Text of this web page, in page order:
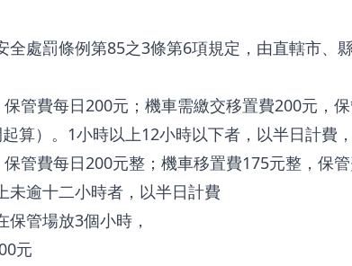
處罰條例第85之3條第6項規定，由直轄市、
管費每日200元；機車需繳交移置費200元，
算）。1小時以上12小時以下者，以半日計費
管費每日200元整；機車移置費175元整，保
未逾十二小時者，以半日計費
管場放3個小時，
元